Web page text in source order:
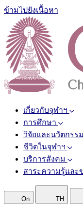
ข้ามไปยังเนื้อหา
เกี่ยวกับจุฬาฯ
การศึกษา
วิจัยและนวัตกรรม
ชีวิตในจุฬาฯ
บริการสังคม
สาระความรู้และ
On TH